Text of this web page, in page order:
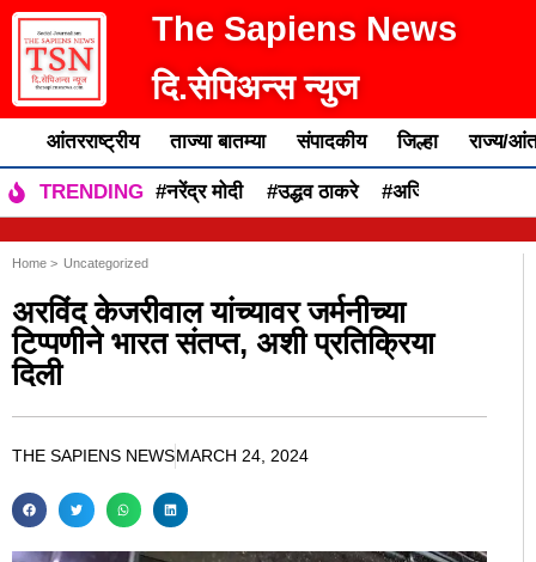
The Sapiens News
दि.सेपिअन्स न्युज
आंतरराष्ट्रीय ताज्या बातम्या संपादकीय जिल्हा राज्य/
TRENDING #नरेंद्र मोदी #उद्धव ठाकरे #अजित पवार
Home > Uncategorized
अरविंद केजरीवाल यांच्यावर जर्मनीच्या
टिप्पणीने भारत संतप्त, अशी प्रतिक्रिया
दिली
THE SAPIENS NEWSMARCH 24, 2024